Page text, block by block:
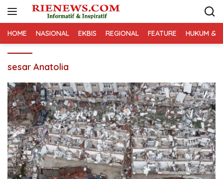
HOME NASIONAL EKBIS REGIONAL FEATURE HUKUM &
sesar Anatolia